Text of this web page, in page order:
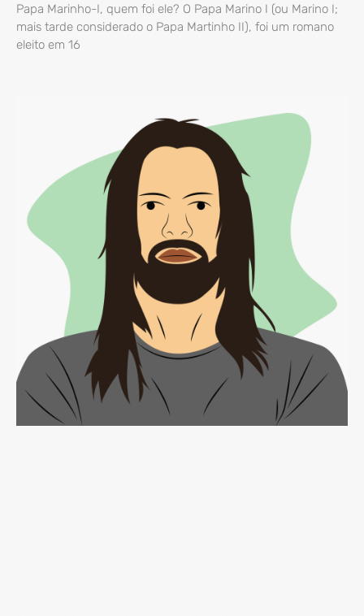
Papa Marinho-I, quem foi ele? O Papa Marino I (ou Marino I;
mais tarde considerado o Papa Martinho II), foi um romano
eleito em 16